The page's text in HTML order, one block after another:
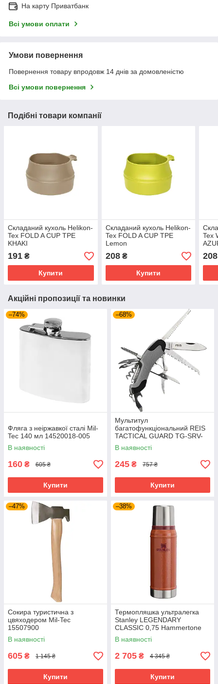
На карту Приватбанк
Всі умови оплати
Умови повернення
Повернення товару впродовж 14 днів за домовленістю
Всі умови повернення
Подібні товари компанії
Складаний кухоль Helikon-
Tex FOLD A CUP TPE
KHAKI
191 ₴
Купити
Складаний кухоль Helikon-
Tex FOLD A CUP TPE
Lemon
208₴
Купити
Tex
208
Акційні пропозиції та новинки
–74%
Фляга з неіржавкої сталі Mil-
Tec 140 мл 14520018-005
В наявності
160 ₴ 605 ₴
Купити
–68%
Мультитул
багатофункціональний REIS
TACTICAL GUARD TG-SRV-
MFKP-R SB сіро-чорний
В наявності
245 ₴ 757 ₴
Купити
–47%
Сокира туристична з
цвяходером Mil-Tec
15507900
В наявності
605 ₴ 1 145 ₴
Купити
–38%
Термопляшка ультралегка
Stanley LEGENDARY
CLASSIC 0,75 Hammertone
Clay 10-01612-065
В наявності
2 705 ₴ 4 345 ₴
Купити